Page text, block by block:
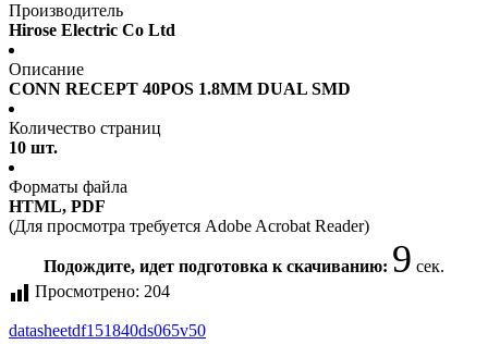
Производитель
Hirose Electric Co Ltd
Описание
CONN RECEPT 40POS 1.8MM DUAL SMD
Количество страниц
10 шт.
Форматы файла
HTML, PDF
(Для просмотра требуется Adobe Acrobat Reader)
Подождите, идет подготовка к скачиванию: 9 сек.
Просмотрено: 204
datasheetdf151840ds065v50